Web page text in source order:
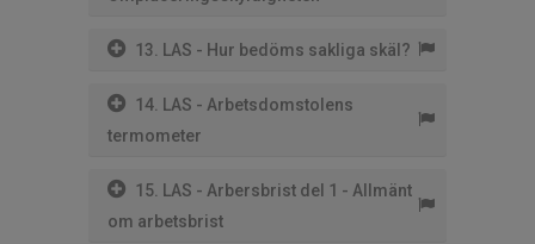
13. LAS - Hur bedöms sakliga skäl?
14. LAS - Arbetsdomstolens
termometer
15. LAS - Arbersbrist del 1 - Allmänt
om arbetsbrist